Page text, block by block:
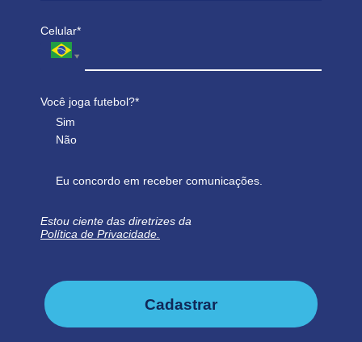
Celular*
Você joga futebol?*
Sim
Não
Eu concordo em receber comunicações.
Estou ciente das diretrizes da
Política de Privacidade.
Cadastrar